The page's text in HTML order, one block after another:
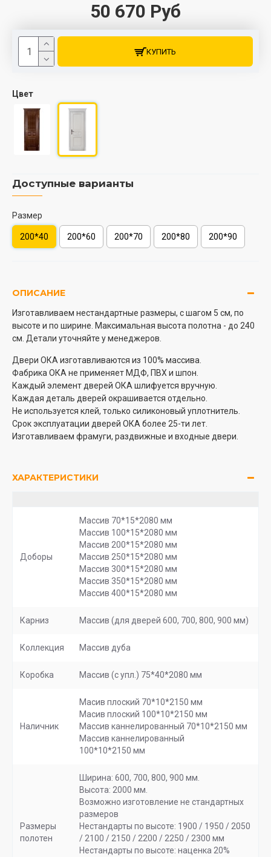
50 670 Руб
Цвет
Доступные варианты
Размер
200*40 200*60 200*70 200*80 200*90
КУПИТЬ
ОПИСАНИЕ
Изготавливаем нестандартные размеры, с шагом 5 см, по
высоте и по ширине. Максимальная высота полотна - до 240
см. Детали уточняйте у менеджеров.
Двери ОКА изготавливаются из 100% массива.
Фабрика ОКА не применяет МДФ, ПВХ и шпон.
Каждый элемент дверей ОКА шлифуется вручную.
Каждая деталь дверей окрашивается отдельно.
Не используется клей, только силиконовый уплотнитель.
Срок эксплуатации дверей ОКА более 25-ти лет.
Изготавливаем фрамуги, раздвижные и входные двери.
ХАРАКТЕРИСТИКИ
Доборы
Массив 70*15*2080 мм
Массив 100*15*2080 мм
Массив 200*15*2080 мм
Массив 250*15*2080 мм
Массив 300*15*2080 мм
Массив 350*15*2080 мм
Массив 400*15*2080 мм
Карниз Массив (для дверей 600, 700, 800, 900 мм)
Коллекция Массив дуба
Коробка Массив (с упл.) 75*40*2080 мм
Наличник
Масив плоский 70*10*2150 мм
Масив плоский 100*10*2150 мм
Массив каннелированный 70*10*2150 мм
Массив каннелированный
100*10*2150 мм
Размеры
полотен
Ширина: 600, 700, 800, 900 мм.
Высота: 2000 мм.
Возможно изготовление не стандартных
размеров
Нестандарты по высоте: 1900 / 1950 / 2050
/ 2100 / 2150 / 2200 / 2250 / 2300 мм
Нестандарты по высоте: наценка 20%